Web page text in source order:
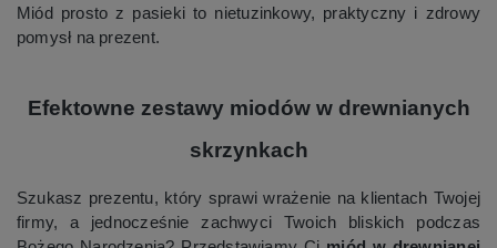
Miód prosto z pasieki to nietuzinkowy, praktyczny i zdrowy
pomysł na prezent.
Efektowne zestawy miodów w drewnianych
skrzynkach
Szukasz prezentu, który sprawi wrażenie na klientach Twojej
firmy, a jednocześnie zachwyci Twoich bliskich podczas